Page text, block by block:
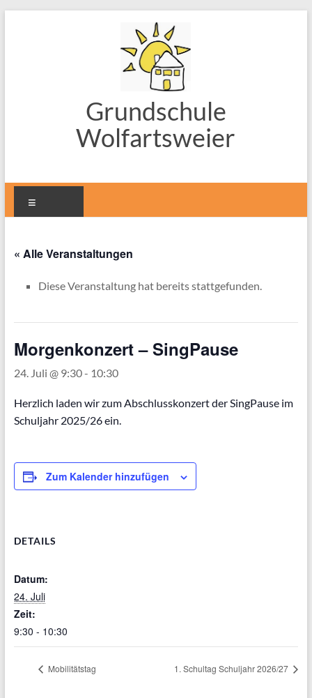
Grundschule
Wolfartsweier
« Alle Veranstaltungen
Diese Veranstaltung hat bereits stattgefunden.
Morgenkonzert – SingPause
24. Juli @ 9:30- 10:30
Herzlich laden wir zum Abschlusskonzert der SingPause im
Schuljahr 2025/26 ein.
Zum Kalender hinzufügen
DETAILS
Datum:
24. Juli
Zeit:
9:30 - 10:30
Mobilitätstag 1. Schultag Schuljahr 2026/27